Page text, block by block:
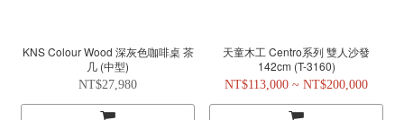
KNS Colour Wood 深灰色咖啡桌 茶
几 (中型)
NT$27,980
天童木工 Centro系列 雙人沙發
142cm (T-3160)
NT$113,000 ~ NT$200,000